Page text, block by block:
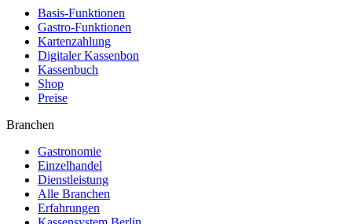
Basis-Funktionen
Gastro-Funktionen
Kartenzahlung
Digitaler Kassenbon
Kassenbuch
Shop
Preise
Branchen
Gastronomie
Einzelhandel
Dienstleistung
Alle Branchen
Erfahrungen